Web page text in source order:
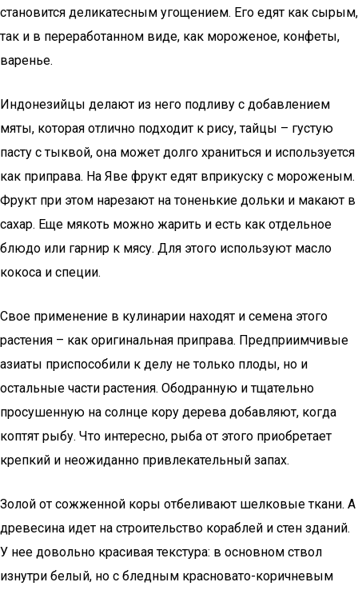
становится деликатесным угощением. Его едят как сырым,
так и в переработанном виде, как мороженое, конфеты,
варенье.
Индонезийцы делают из него подливу с добавлением
мяты, которая отлично подходит к рису, тайцы – густую
пасту с тыквой, она может долго храниться и используется
как приправа. На Яве фрукт едят вприкуску с мороженым.
Фрукт при этом нарезают на тоненькие дольки и макают в
сахар. Еще мякоть можно жарить и есть как отдельное
блюдо или гарнир к мясу. Для этого используют масло
кокоса и специи.
Свое применение в кулинарии находят и семена этого
растения – как оригинальная приправа. Предприимчивые
азиаты приспособили к делу не только плоды, но и
остальные части растения. Ободранную и тщательно
просушенную на солнце кору дерева добавляют, когда
коптят рыбу. Что интересно, рыба от этого приобретает
крепкий и неожиданно привлекательный запах.
Золой от сожженной коры отбеливают шелковые ткани. А
древесина идет на строительство кораблей и стен зданий.
У нее довольно красивая текстура: в основном ствол
изнутри белый, но с бледным красновато-коричневым